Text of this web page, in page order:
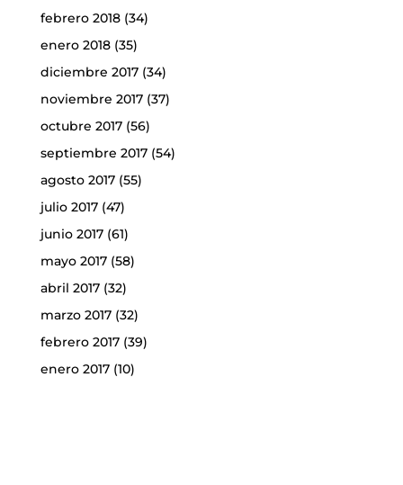
febrero 2018(34)
enero 2018(35)
diciembre 2017(34)
noviembre 2017(37)
octubre 2017(56)
septiembre 2017(54)
agosto 2017(55)
julio 2017(47)
junio 2017(61)
mayo 2017(58)
abril 2017(32)
marzo 2017(32)
febrero 2017(39)
enero 2017(10)